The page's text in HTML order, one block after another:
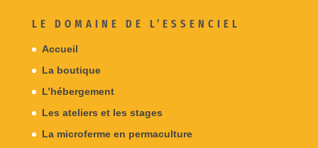
LE DOMAINE DE L’ESSENCIEL
Accueil
La boutique
L’hébergement
Les ateliers et les stages
La microferme en permaculture